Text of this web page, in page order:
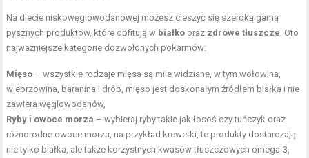
Na diecie niskowęglowodanowej możesz cieszyć się szeroką gamą
pysznych produktów, które obfitują w białko oraz zdrowe tłuszcze . Oto
najważniejsze kategorie dozwolonych pokarmów:
Mięso – wszystkie rodzaje mięsa są mile widziane, w tym wołowina,
wieprzowina, baranina i drób, mięso jest doskonałym źródłem białka i nie
zawiera węglowodanów,
Ryby i owoce morza – wybieraj ryby takie jak łosoś czy tuńczyk oraz
różnorodne owoce morza, na przykład krewetki, te produkty dostarczają
nie tylko białka, ale także korzystnych kwasów tłuszczowych omega-3,